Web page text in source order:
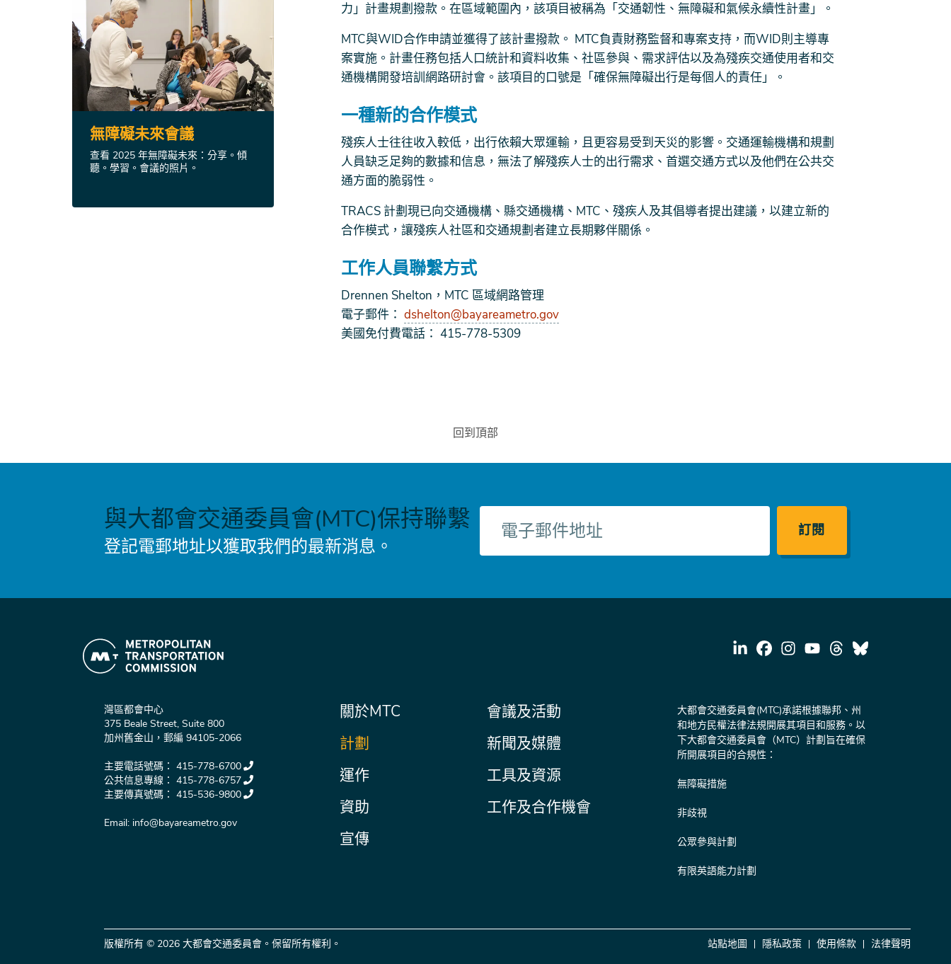
力」計畫規劃撥款。在區域範圍內，該項目被稱為「交通韌性、無障礙和氣候永續性計畫」。
MTC與WID合作申請並獲得了該計畫撥款。 MTC負責財務監督和專案支持，而WID則主導專
案實施。計畫任務包括人口統計和資料收集、社區參與、需求評估以及為殘疾交通使用者和交
通機構開發培訓網路研討會。該項目的口號是「確保無障礙出行是每個人的責任」。
一種新的合作模式
殘疾人士往往收入較低，出行依賴大眾運輸，且更容易受到天災的影響。交通運輸機構和規劃
人員缺乏足夠的數據和信息，無法了解殘疾人士的出行需求、首選交通方式以及他們在公共交
通方面的脆弱性。
TRACS 計劃現已向交通機構、縣交通機構、MTC、殘疾人及其倡導者提出建議，以建立新的
合作模式，讓殘疾人社區和交通規劃者建立長期夥伴關係。
工作人員聯繫方式
Drennen Shelton，MTC 區域網路管理
電子郵件： dshelton@bayareametro.gov
美國免付費電話： 415-778-5309
無障礙未來會議
查看 2025 年無障礙未來：分享。傾
聽。學習。會議的照片。
回到頂部
與大都會交通委員會(MTC)保持聯繫
登記電郵地址以獲取我們的最新消息。
電
灣區都會中心
375 Beale Street, Suite 800
加州舊金山，郵編 94105-2066
主要電話號碼： 415-778-6700
公共信息專線： 415-778-6757
主要傳真號碼： 415-536-9800
Email: info@bayareametro.gov
主
菜
單
關於MTC
計劃
運作
資助
宣傳
Secondary
會議及活動
新聞及媒體
工具及資源
工作及合作機會
大都會交通委員會(MTC)承諾根據聯邦、州
和地方民權法律法規開展其項目和服務。以
下大都會交通委員會（MTC）計劃旨在確保
所開展項目的合規性：
無障礙措施
非歧視
公眾參與計劃
有限英語能力計劃
站點地圖 隱私政策 使用條款 法律聲明
版權所有 © 2026 大都會交通委員會。保留所有權利。